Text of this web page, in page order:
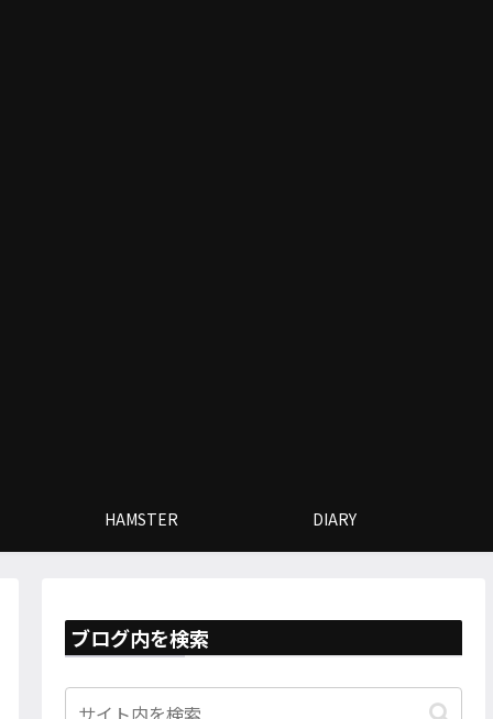
HAMSTER DIARY
ブログ内を検索